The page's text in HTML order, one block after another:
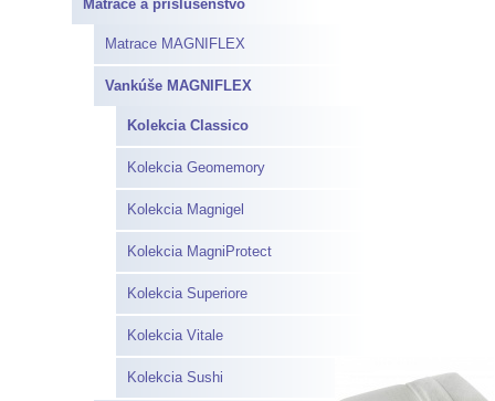
Matrace a príslušenstvo
Matrace MAGNIFLEX
Vankúše MAGNIFLEX
Kolekcia Classico
Kolekcia Geomemory
Kolekcia Magnigel
Kolekcia MagniProtect
Kolekcia Superiore
Kolekcia Vitale
Kolekcia Sushi